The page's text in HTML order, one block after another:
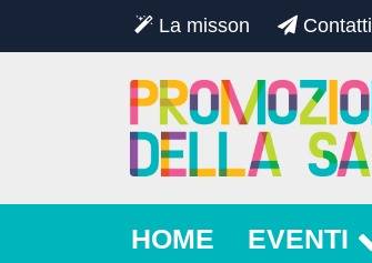
La misson Contatti
HOME EVENTI